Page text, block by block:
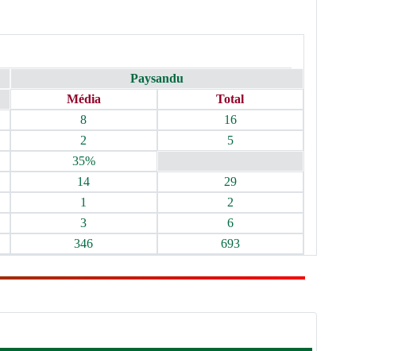
Paysandu
Média
Total
8
16
2
5
35%
14
29
1
2
3
6
346 693